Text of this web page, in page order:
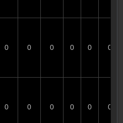
0 0 0 0 0 0
0 0 0 0 0 0